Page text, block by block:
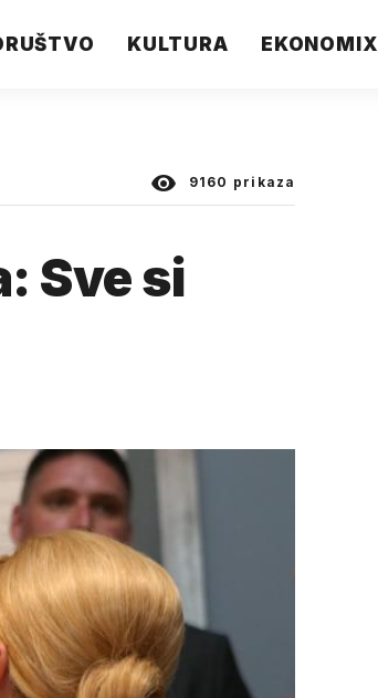
KULTURA EKONOMIX
9160 prikaza
Sve si